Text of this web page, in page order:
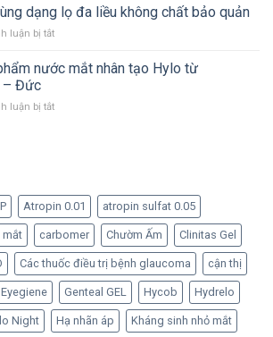
–
tạo
tép
–
chất
thiết
1
và
OMK
–
trong
tạo
đã
trở
lại
dạng lọ đa liều không chất bảo quản
luận bị tắtở
ý
dạng
bảo
quản
nước mắt nhân tạo Hylo từ
– Đức
luận bị tắtở
nhân
tạo
Hylo
Ursapharm
–
Đức
Atropin 0.01 atropin sulfat 0.05
mắt carbomer Chườm Ấm Clinitas Gel
Các thuốc điều trị bệnh glaucoma cận thị
Eyegiene Genteal GEL Hycob Hydrelo
Night Hạ nhãn áp Kháng sinh nhỏ mắt